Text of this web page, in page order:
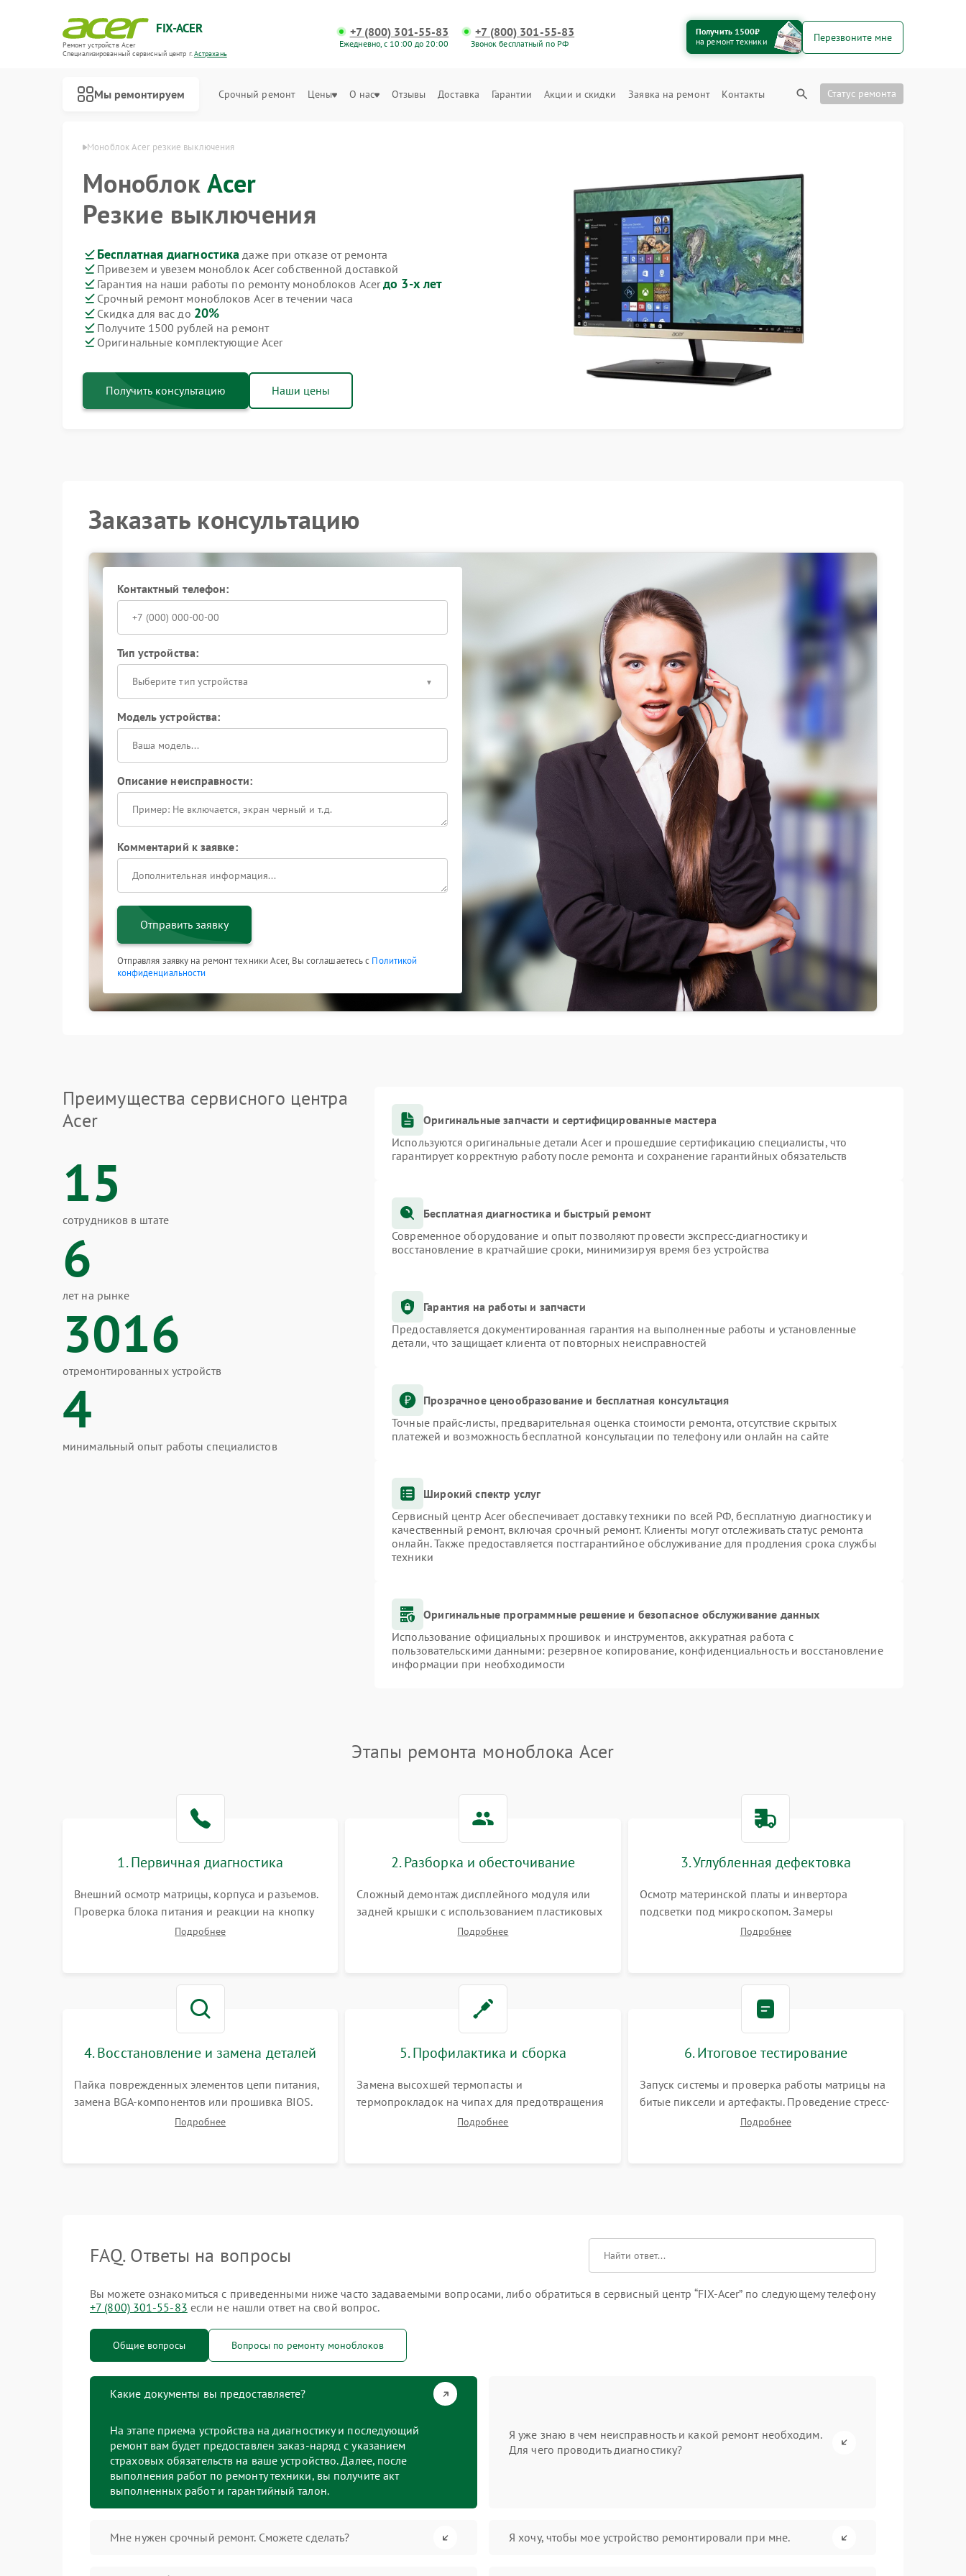
FIX-ACER
Ремонт устройств Acer
Специализированный cервисный центр г.Астрахань
+7 (800) 301-55-83
Ежедневно, с 10:00 до 20:00
+7 (800) 301-55-83
Звонок бесплатный по РФ
Получить 1500₽
на ремонт техники
Перезвоните мне
Мы ремонтируем Срочный ремонт Цены О нас Отзывы Доставка Гарантии Акции и скидки Заявка на ремонт Контакты Статус ремонта
Acer в Астрахани Моноблок Acer резкие выключения
МоноблокAcer
Резкие выключения
Бесплатная диагностика даже при отказе от ремонта
Привезем и увезем моноблок Acer собственной доставкой
Гарантия на наши работы по ремонту моноблоков Acerдо 3-х лет
Срочный ремонт моноблоков Acer в течении часа
Скидка для вас до 20%
Получите 1500 рублей на ремонт
Оригинальные комплектующие Acer
Получить консультацию Наши цены
Заказать консультацию
Контактный телефон:
Тип устройства:
Выберите тип устройства
Модель устройства:
Описание неисправности:
Комментарий к заявке:
Отправить заявку
Отправляя заявку на ремонт техники Acer, Вы соглашаетесь с Политикой
конфиденциальности
Преимущества сервисного центра
Acer
15
сотрудников в штате
6
лет на рынке
3016
отремонтированных устройств
4
минимальный опыт работы специалистов
Оригинальные запчасти и сертифицированные мастера
Используются оригинальные детали Acer и прошедшие сертификацию специалисты, что
гарантирует корректную работу после ремонта и сохранение гарантийных обязательств
Бесплатная диагностика и быстрый ремонт
Современное оборудование и опыт позволяют провести экспресс-диагностику и
восстановление в кратчайшие сроки, минимизируя время без устройства
Гарантия на работы и запчасти
Предоставляется документированная гарантия на выполненные работы и установленные
детали, что защищает клиента от повторных неисправностей
Прозрачное ценообразование и бесплатная консультация
Точные прайс-листы, предварительная оценка стоимости ремонта, отсутствие скрытых
платежей и возможность бесплатной консультации по телефону или онлайн на сайте
Широкий спектр услуг
Сервисный центр Acer обеспечивает доставку техники по всей РФ, бесплатную диагностику и
качественный ремонт, включая срочный ремонт. Клиенты могут отслеживать статус ремонта
онлайн. Также предоставляется постгарантийное обслуживание для продления срока службы
техники
Оригинальные программные решение и безопасное обслуживание данных
Использование официальных прошивок и инструментов, аккуратная работа с
пользовательскими данными: резервное копирование, конфиденциальность и восстановление
информации при необходимости
Этапы ремонта моноблока Acer
1. Первичная диагностика
Внешний осмотр матрицы, корпуса и разъемов.
Проверка блока питания и реакции на кнопку
включения. Оценка изображения, звука и
Подробнее
2. Разборка и обесточивание
Сложный демонтаж дисплейного модуля или
задней крышки с использованием пластиковых
лопаток. Обязательное отключение шлейфов
Подробнее
3. Углубленная дефектовка
Осмотр материнской платы и инвертора
подсветки под микроскопом. Замеры
напряжений в цепях питания процессора и
Подробнее
4. Восстановление и замена деталей
Пайка поврежденных элементов цепи питания,
замена BGA-компонентов или прошивка BIOS.
Ремонт подсветки матрицы, замена
Подробнее
5. Профилактика и сборка
Замена высохшей термопасты и
термопрокладок на чипах для предотвращения
перегрева. Аккуратная укладка кабелей,
Подробнее
6. Итоговое тестирование
Запуск системы и проверка работы матрицы на
битые пиксели и артефакты. Проведение стресс-
тестов для оценки эффективности охлаждения.
Подробнее
FAQ. Ответы на вопросы
Вы можете ознакомиться с приведенными ниже часто задаваемыми вопросами, либо обратиться в сервисный центр “FIX-Acer” по следующему телефону
+7 (800) 301-55-83 если не нашли ответ на свой вопрос.
Общие вопросы Вопросы по ремонту моноблоков
Какие документы вы предоставляете?
На этапе приема устройства на диагностику и последующий
ремонт вам будет предоставлен заказ-наряд с указанием
страховых обязательств на ваше устройство. Далее, после
выполнения работ по ремонту техники, вы получите акт
выполненных работ и гарантийный талон.
Я уже знаю в чем неисправность и какой ремонт необходим.
Для чего проводить диагностику?
Мне нужен срочный ремонт. Сможете сделать? Я хочу, чтобы мое устройство ремонтировали при мне.